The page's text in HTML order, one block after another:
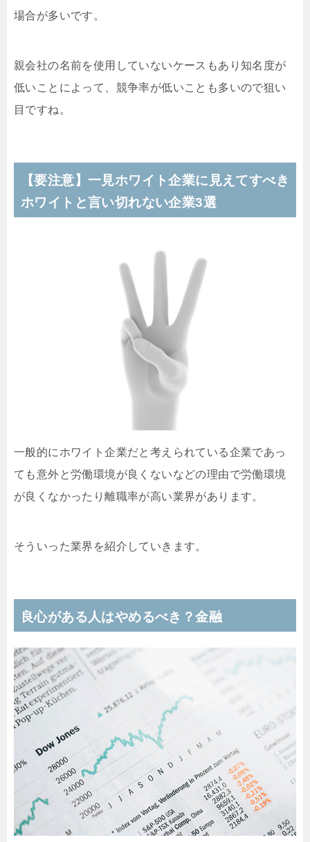
場合が多いです。
親会社の名前を使用していないケースもあり知名度が
低いことによって、競争率が低いことも多いので狙い
目ですね。
【要注意】一見ホワイト企業に見えてすべき
ホワイトと言い切れない企業3選
一般的にホワイト企業だと考えられている企業であっ
ても意外と労働環境が良くないなどの理由で労働環境
が良くなかったり離職率が高い業界があります。
そういった業界を紹介していきます。
良心がある人はやめるべき？金融